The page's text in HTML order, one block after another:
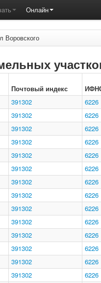
Онлайн
Воровского
Почтовый индекс
391302
6226
391302
6226
391302
6226
391302
6226
391302
6226
391302
6226
391302
6226
391302
6226
391302
6226
391302
6226
391302
6226
391302
6226
391302
6226
391302
6226